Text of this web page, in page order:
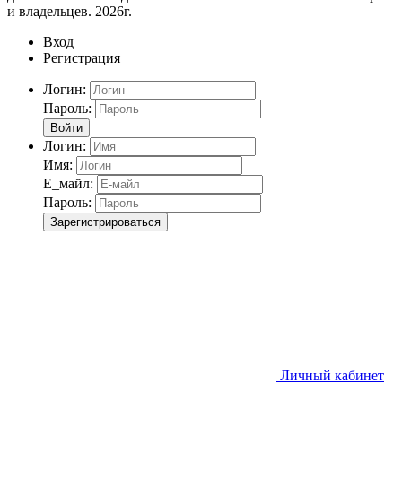
и владельцев. 2026г.
Вход
Регистрация
Логин:
Пароль:
Войти
Логин:
Имя:
Е_майл:
Пароль:
Зарегистрироваться
Личный кабинет